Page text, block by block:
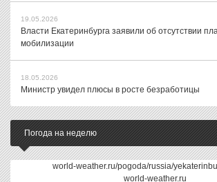
19.05.2026
Власти Екатеринбурга заявили об отсутствии
мобилизации
18.05.2026
Министр увидел плюсы в росте безработицы
Погода на неделю
world-weather.ru/pogoda/russia/
world-weather.ru